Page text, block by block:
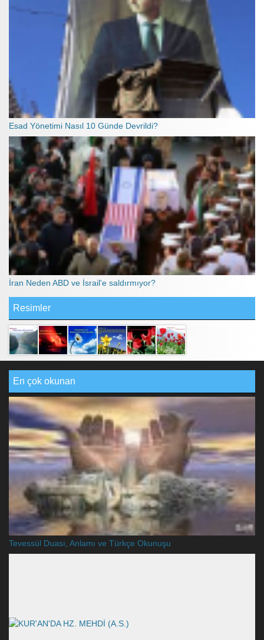
Esad Yönetimi Nasıl 10 Günde Devrildi?
İran Neden ABD ve İsrail'e saldırmıyor?
Resimler
En çok okunan
Tevessül Duası, Anlamı ve Türkçe Okunuşu